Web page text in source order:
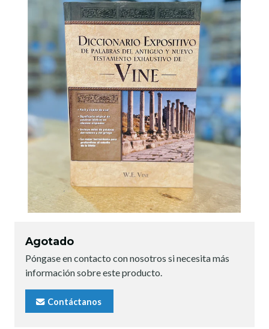
Agotado
Póngase en contacto con nosotros si necesita más
información sobre este producto.
Contáctanos